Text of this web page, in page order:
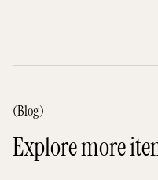
(Blog)
Explore more